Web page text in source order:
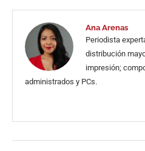
Ana Arenas
Periodista
distribución
impresión;
administrados y PCs.